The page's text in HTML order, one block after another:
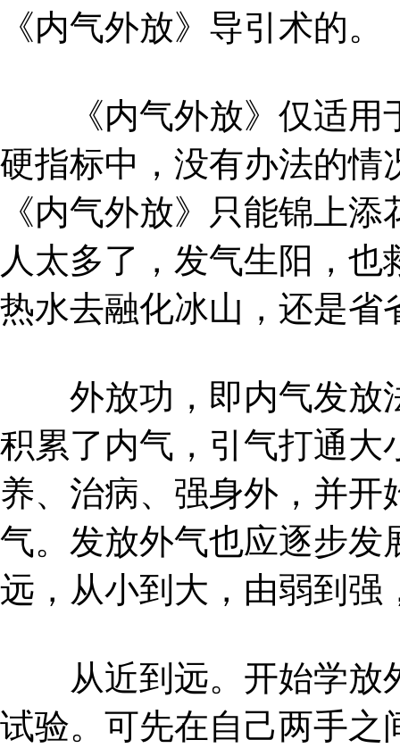
《内气外放》导引术的。
《内气外放》仅适用
硬指标中，没有办法的情
《内气外放》只能锦上
人太多了，发气生阳，
热水去融化冰山，还是省
外放功，即内气发放
积累了内气，引气打通大
养、治病、强身外，并
气。发放外气也应逐步发
远，从小到大，由弱到强
从近到远。开始学放
试验。可先在自己两手之